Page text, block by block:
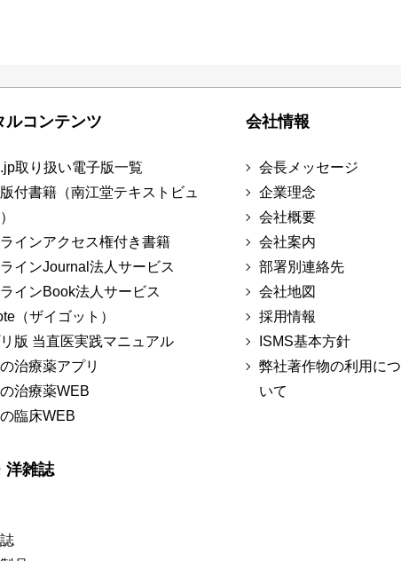
ルコンテンツ
取り扱い電子版一覧
付書籍（南江堂テキストビュ
インアクセス権付き書籍
インJournal法人サービス
インBook法人サービス
（ザイゴット）
版 当直医実践マニュアル
治療薬アプリ
治療薬WEB
臨床WEB
洋雑誌
会社情報
会長メッセージ
企業理念
会社概要
会社案内
部署別連絡先
会社地図
採用情報
ISMS基本方針
弊社著作物の利用につ
いて